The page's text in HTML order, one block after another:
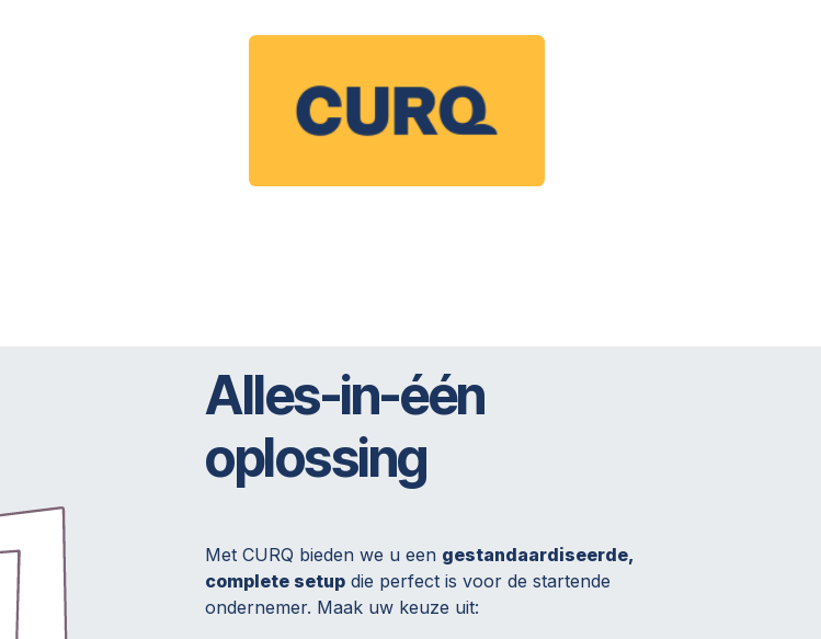
Alles-in-één
oplossing
Met CURQ bieden we u een gestandaardiseerde,
complete setup die perfect is voor de startende
ondernemer. Maak uw keuze uit: